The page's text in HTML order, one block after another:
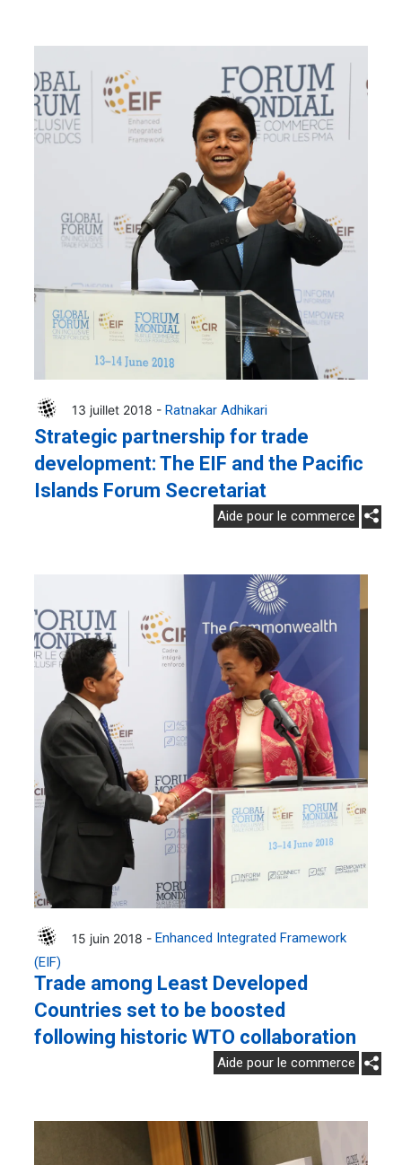
13 juillet 2018 - Ratnakar Adhikari
Strategic partnership for trade
development: The EIF and the Pacific
Islands Forum Secretariat
Aide pour le commerce
15 juin 2018 - Enhanced Integrated Framework
(EIF)
Trade among Least Developed
Countries set to be boosted
following historic WTO collaboration
Aide pour le commerce